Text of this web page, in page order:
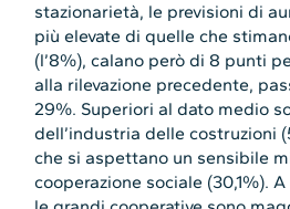
stazionarietà, le previsioni di
più elevate di quelle che
(l’8%), calano però di 8 punti
alla rilevazione precedente,
29%. Superiori al dato medio
dell’industria delle costruzioni
che si aspettano un sensibile
cooperazione sociale (30,1%).